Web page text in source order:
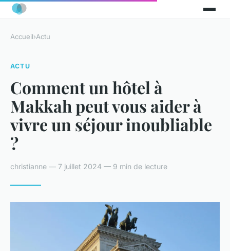
Accueil›Actu
ACTU
Comment un hôtel à
Makkah peut vous aider à
vivre un séjour inoubliable
?
christianne — 7 juillet 2024 — 9 min de lecture